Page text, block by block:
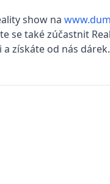
show na
se také zúčastnit
získáte od nás dárek.